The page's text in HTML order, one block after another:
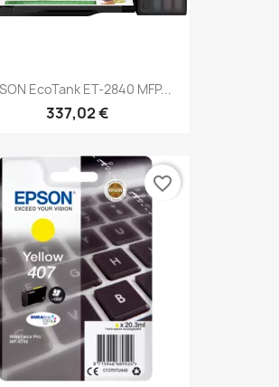
EcoTank ET-2840 MFP...
337,02 €
favorite_border